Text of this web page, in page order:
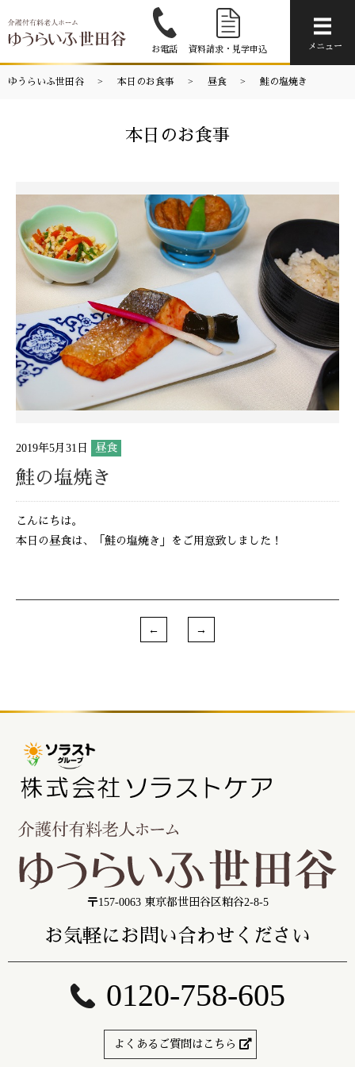
お電話 資料請求・見学申込 メニュー
ゆうらいふ世田谷 本日のお食事 昼食 鮭の塩焼き
本日のお食事
2019年5月31日 昼食
鮭の塩焼き
こんにちは。
本日の昼食は、「鮭の塩焼き」をご用意致しました！
〒157-0063 東京都世田谷区粕谷2-8-5
お気軽にお問い合わせください
0120-758-605
よくあるご質問はこちら